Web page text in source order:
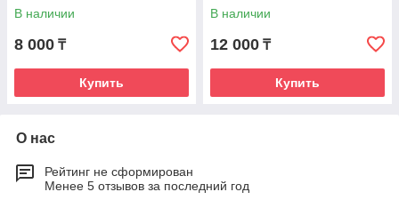
В наличии
8 000 ₸
Купить
В наличии
12 000 ₸
Купить
О нас
Рейтинг не сформирован
Менее 5 отзывов за последний год